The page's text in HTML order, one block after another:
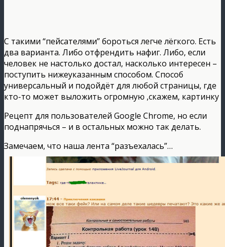
С такими “пейсателями” бороться легче лёгкого. Есть
два варианта. Либо отфрендить нафиг. Либо, если
человек не настолько достал, насколько интересен –
поступить нижеуказанным способом. Способ
универсальный и подойдёт для любой страницы, где
кто-то может выложить огромную ,скажем, картинку
Рецепт для пользователей Google Chrome, но если
поднапрячься – и в остальных можно так делать.
Замечаем, что наша лента “разъехалась”…